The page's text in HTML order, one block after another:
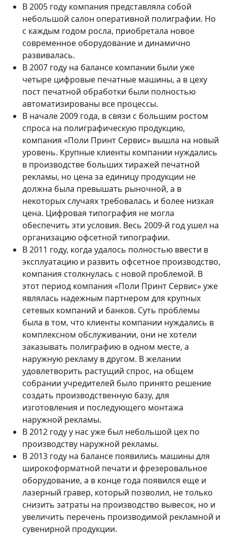
В 2005 году компания представляла собой
небольшой салон оперативной полиграфии. Но
с каждым годом росла, приобретала новое
современное оборудование и динамично
развивалась.
В 2007 году на балансе компании были уже
четыре цифровые печатные машины, а в цеху
пост печатной обработки были полностью
автоматизированы все процессы.
В начале 2009 года, в связи с большим ростом
спроса на полиграфическую продукцию,
компания «Поли Принт Сервис» вышла на новый
уровень. Крупные клиенты компании нуждались
в производстве больших тиражей печатной
рекламы, но цена за единицу продукции не
должна была превышать рыночной, а в
некоторых случаях требовалась и более низкая
цена. Цифровая типография не могла
обеспечить эти условия. Весь 2009-й год ушел на
организацию офсетной типографии.
В 2011 году, когда удалось полностью ввести в
эксплуатацию и развить офсетное производство,
компания столкнулась с новой проблемой. В
этот период компания «Поли Принт Сервис» уже
являлась надежным партнером для крупных
сетевых компаний и банков. Суть проблемы
была в том, что клиенты компании нуждались в
комплексном обслуживании, они не хотели
заказывать полиграфию в одном месте, а
наружную рекламу в другом. В желании
удовлетворить растущий спрос, на общем
собрании учредителей было принято решение
создать производственную базу, для
изготовления и последующего монтажа
наружной рекламы.
В 2012 году у нас уже был небольшой цех по
производству наружной рекламы.
В 2013 году на балансе появились машины для
широкоформатной печати и фрезеровальное
оборудование, а в конце года появился еще и
лазерный гравер, который позволил, не только
снизить затраты на производство вывесок, но и
увеличить перечень производимой рекламной и
сувенирной продукции.